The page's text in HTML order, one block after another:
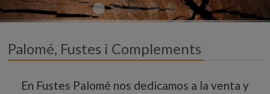
Palomé, Fustes i Complements
En Fustes Palomé nos dedicamos a la venta y